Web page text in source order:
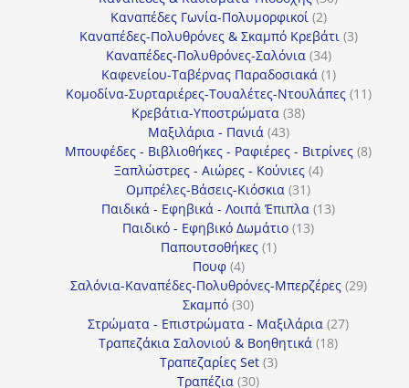
Καναπέδες Γωνία-Πολυμορφικοί 22
προϊόντα
Καναπέδες-Πολυθρόνες & Σκαμπό Κρεβάτι 33
Καναπέδες-Πολυθρόνες-Σαλόνια 3434
προϊόντα
Καφενείου-Ταβέρνας Παραδοσιακά 11
προϊόν
Κομοδίνα-Συρταριέρες-Τουαλέτες-Ντουλάπες 1111
Κρεβάτια-Υποστρώματα 3838
Μαξιλάρια - Πανιά 4343
προϊόντα
Μπουφέδες - Βιβλιοθήκες - Ραφιέρες - Βιτρίνες 88
Ξαπλώστρες - Αιώρες - Κούνιες 44
Ομπρέλες-Βάσεις-Κιόσκια 3131
προϊόντα
Παιδικά - Εφηβικά - Λοιπά Έπιπλα 1313
Παιδικό - Εφηβικό Δωμάτιο 1313
Παπουτσοθήκες 11
Πουφ 44
προϊόντα
Σαλόνια-Καναπέδες-Πολυθρόνες-Μπερζέρες 2929
Σκαμπό 3030
προϊόντα
Στρώματα - Επιστρώματα - Μαξιλάρια 2727
Τραπεζάκια Σαλονιού & Βοηθητικά 1818
Τραπεζαρίες Set 33
Τραπέζια 3030